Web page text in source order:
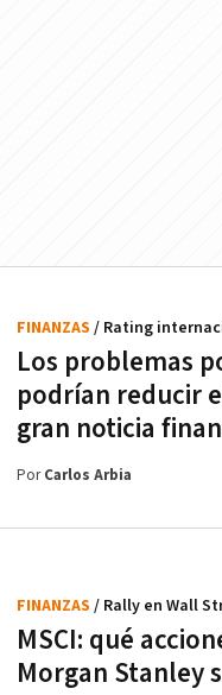
Los problemas
podrían reducir
gran noticia
FINANZAS / Rating
PorCarlos Arbia
MSCI: qué
Morgan Stanley
FINANZAS / Rally en Wall